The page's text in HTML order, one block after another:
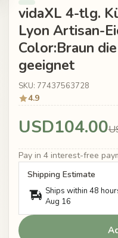
vidaXL 4-tlg.
Lyon Artisan-
Color:Braun
geeignet
SKU: 77437563728
4.9
USD104.00
Pay in 4 interest-free
Shipping Estimate
Ships within 48
Aug 16